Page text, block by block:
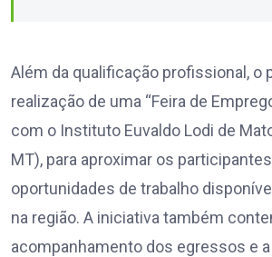
Além da qualificação profissional, o
realização de uma “Feira de
com o Instituto Euvaldo Lodi de
MT), para aproximar os
oportunidades de trabalho
na região. A iniciativa também
acompanhamento dos egressos e